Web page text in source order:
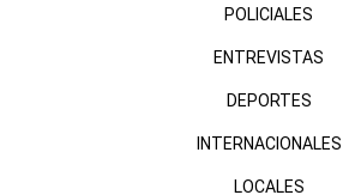
POLICIALES
ENTREVISTAS
DEPORTES
INTERNACIONALES
LOCALES